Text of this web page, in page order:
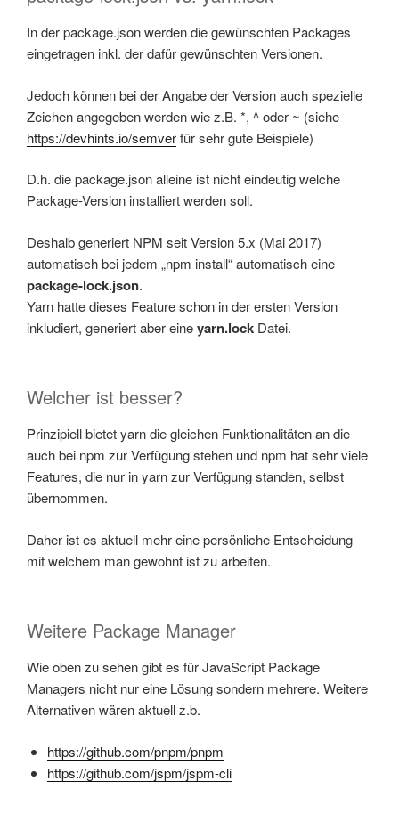
In der package.json werden die gewünschten Packages
eingetragen inkl. der dafür gewünschten Versionen.
Jedoch können bei der Angabe der Version auch spezielle
Zeichen angegeben werden wie z.B. *, ^ oder ~ (siehe
https://devhints.io/semverfür sehr gute Beispiele)
D.h. die package.json alleine ist nicht eindeutig welche
Package-Version installiert werden soll.
Deshalb generiert NPM seit Version 5.x (Mai 2017)
automatisch bei jedem „npm install“ automatisch eine
package-lock.json.
Yarn hatte dieses Feature schon in der ersten Version
inkludiert, generiert aber eineyarn.lock Datei.
Welcher ist besser?
Prinzipiell bietet yarn die gleichen Funktionalitäten an die
auch bei npm zur Verfügung stehen und npm hat sehr viele
Features, die nur in yarn zur Verfügung standen, selbst
übernommen.
Daher ist es aktuell mehr eine persönliche Entscheidung
mit welchem man gewohnt ist zu arbeiten.
Weitere Package Manager
Wie oben zu sehen gibt es für JavaScript Package
Managers nicht nur eine Lösung sondern mehrere. Weitere
Alternativen wären aktuell z.b.
https://github.com/pnpm/pnpm
https://github.com/jspm/jspm-cli